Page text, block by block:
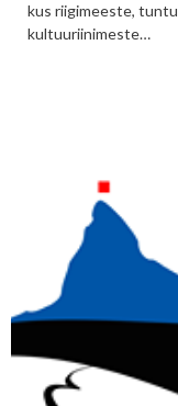
kus riigimeeste, tuntu
kultuuriinimeste…